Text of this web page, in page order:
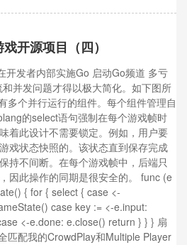
开源项目（四）
开发者内部实施Go 启动Go频道 多亏
并发问题才得以极大简化。如下图所
多个并行运行的组件。每个组件管理自
的select语句强制在每个游戏帧时
着此设计不需要锁定。例如，用户要
戏状态快照的。该状态直到保存完成
持不间断。在每个游戏帧中，后端只
因此操作的同期是很安全的。 func (e
{ for { select { case <-
case key := <-e.input:
<-e.done: e.close() return } } } 扇
匹配我的CrowdPlay和Multiple Player